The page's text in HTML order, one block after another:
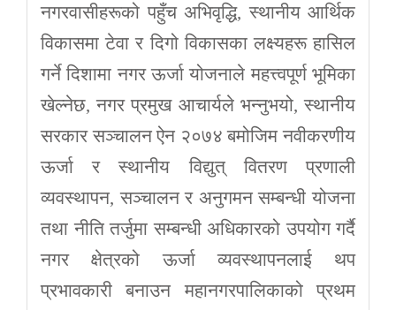
नगरवासीहरूको पहुँच अभिवृद्धि, स्थानीय आर्थिक
विकासमा टेवा र दिगो विकासका लक्ष्यहरू हासिल
गर्ने दिशामा नगर ऊर्जा योजनाले महत्त्वपूर्ण भूमिका
खेल्नेछ, नगर प्रमुख आचार्यले भन्नुभयो, स्थानीय
सरकार सञ्चालन ऐन २०७४ बमोजिम नवीकरणीय
ऊर्जा र स्थानीय विद्युत् वितरण प्रणाली
व्यवस्थापन, सञ्चालन र अनुगमन सम्बन्धी योजना
तथा नीति तर्जुमा सम्बन्धी अधिकारको उपयोग गर्दै
नगर क्षेत्रको ऊर्जा व्यवस्थापनलाई थप
प्रभावकारी बनाउन महानगरपालिकाको प्रथम